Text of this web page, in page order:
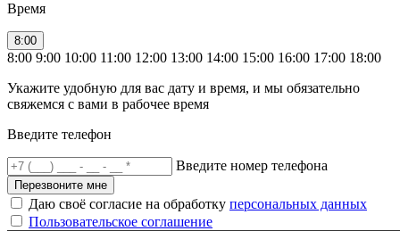
Время
8:00
8:00 9:00 10:00 11:00 12:00 13:00 14:00 15:00 16:00 17:00 18:00
Укажите удобную для вас дату и время, и мы обязательно
свяжемся с вами в рабочее время
Введите телефон
Введите номер телефона
Перезвоните мне
Даю своё согласие на обработку персональных данных
Пользовательское соглашение